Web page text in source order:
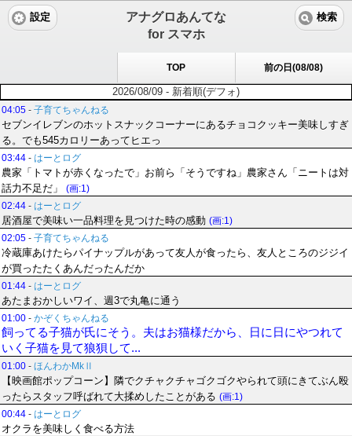
アナグロあんてな
for スマホ
設定 検索
TOP 前の日(08/08)
2026/08/09 - 新着順(デフォ)
04:05 - 子育てちゃんねる
セブンイレブンのホットスナックコーナーにあるチョコクッキー美味しすぎ
る。でも545カロリーあってヒエっ
03:44 - はーとログ
農家「トマトが赤くなったで」お前ら「そうですね」農家さん「ニートは対
話力不足だ」
(画:1)
02:44 - はーとログ
居酒屋で美味い一品料理を見つけた時の感動 (画:1)
02:05 - 子育てちゃんねる
冷蔵庫あけたらパイナップルがあって友人が食ったら、友人ところのジジイ
が買ったたくあんだったんだか
01:44 - はーとログ
あたまおかしいワイ、週3で丸亀に通う
01:00 - かぞくちゃんねる
飼ってる子猫が氏にそう。夫はお猫様だから、日に日にやつれて
いく子猫を見て狼狽して...
01:00 - ほんわかMkⅡ
【映画館ポップコーン】隣でクチャクチャゴクゴクやられて頭にきてぶん殴
ったらスタッフ呼ばれて大揉めしたことがある (画:1)
00:44 - はーとログ
オクラを美味しく食べる方法